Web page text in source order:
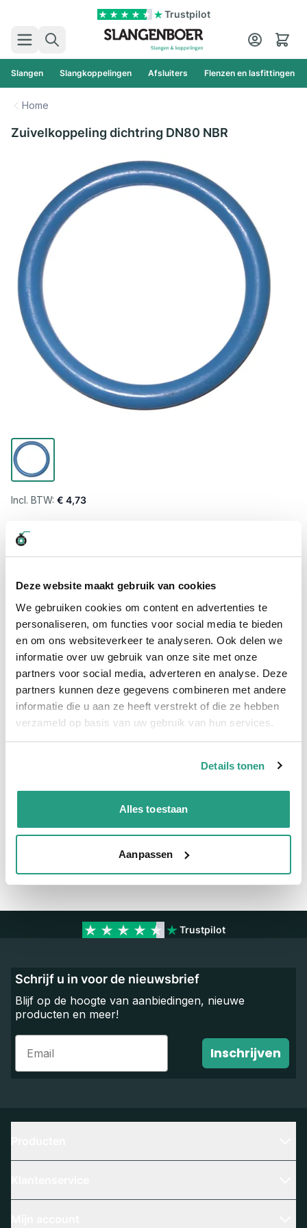
Deze website maakt gebruik van cookies
We gebruiken cookies om content en advertenties te
personaliseren, om functies voor social media te bieden
en om ons websiteverkeer te analyseren. Ook delen we
informatie over uw gebruik van onze site met onze
partners voor social media, adverteren en analyse. Deze
partners kunnen deze gegevens combineren met andere
informatie die u aan ze heeft verstrekt of die ze hebben
verzameld op basis van uw gebruik van hun services.
Details tonen
Alles toestaan
Aanpassen
Trustpilot
Zoek
Cart
Slangen Slangkoppelingen Afsluiters Flenzen en lasfittingen
Home
Zuivelkoppeling dichtring DN80 NBR
€ 4,73
15.000 producten uit voorraad
Snelle levering
Snel naar
Meer informatie
Meer informatie
Maatvoering koppeling DN80
Vragen? Neem dan nu contact op
We zijn beschikbaar van ma t/m vr van 08:00 tot 17:00 uur.
Trustpilot
Schrijf u in voor de nieuwsbrief
Blijf op de hoogte van aanbiedingen, nieuwe
producten en meer!
Email
Inschrijven